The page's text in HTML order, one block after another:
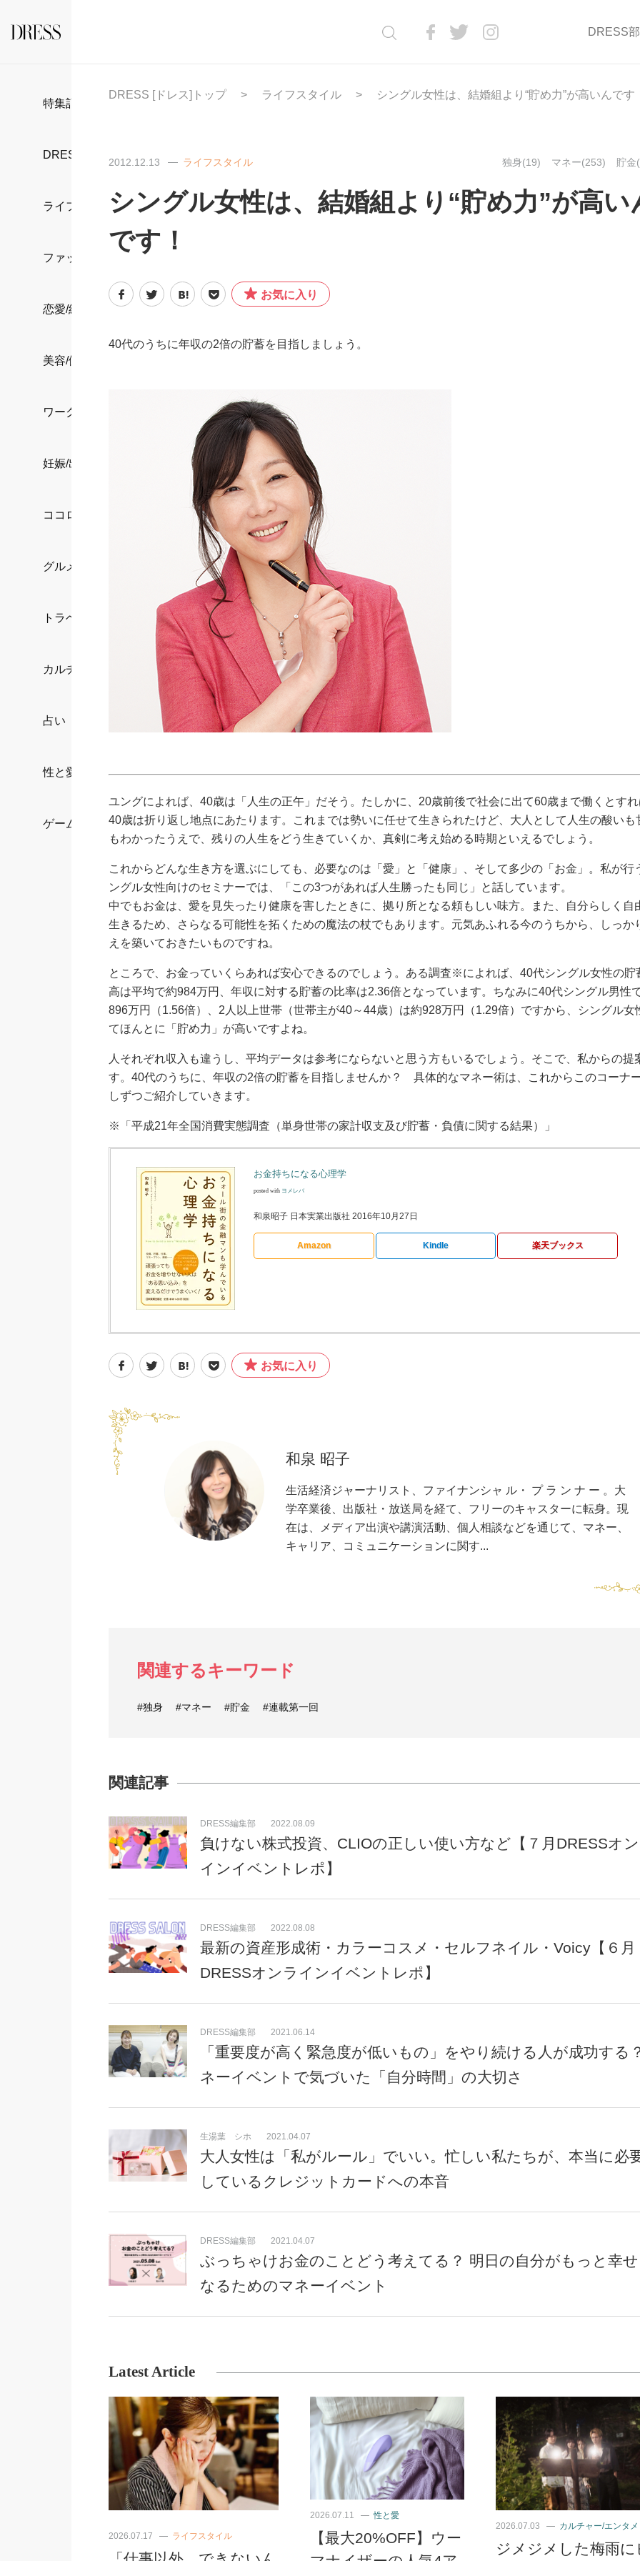
DRESS
特集記事
DRESS部活
ライフスタイル
ファッション
恋愛/結婚/離婚
美容/健康
ワークスタイル
妊娠/出産/家族
ココロ/カラダ
グルメ
トラベル
カルチャー/エンタメ
占い
性と愛
ゲーム
DRESS [ドレス]トップ ライフスタイル シングル女性は、結婚組より“貯め力”が高いんです
2012.12.13 ライフスタイル 独身(19) マネー(253) 貯金
シングル女性は、結婚組より“貯め力”が高い
です！
お気に入り
40代のうちに年収の2倍の貯蓄を目指しましょう。
ユングによれば、40歳は「人生の正午」だそう。たしかに、20歳前後で社会に出て60歳まで働くとす
40歳は折り返し地点にあたります。これまでは勢いに任せて生きられたけど、大人として人生の酸いも
もわかったうえで、残りの人生をどう生きていくか、真剣に考え始める時期といえるでしょう。
これからどんな生き方を選ぶにしても、必要なのは「愛」と「健康」、そして多少の「お金」。私が行
ングル女性向けのセミナーでは、「この3つがあれば人生勝ったも同じ」と話しています。
中でもお金は、愛を見失ったり健康を害したときに、拠り所となる頼もしい味方。また、自分らしく自
生きるため、さらなる可能性を拓くための魔法の杖でもあります。元気あふれる今のうちから、しっか
えを築いておきたいものですね。
ところで、お金っていくらあれば安心できるのでしょう。ある調査※によれば、40代シングル女性の貯
高は平均で約984万円、年収に対する貯蓄の比率は2.36倍となっています。ちなみに40代シングル男性
896万円（1.56倍）、2人以上世帯（世帯主が40～44歳）は約928万円（1.29倍）ですから、シングル女
てほんとに「貯め力」が高いですよね。
人それぞれ収入も違うし、平均データは参考にならないと思う方もいるでしょう。そこで、私からの提
す。40代のうちに、年収の2倍の貯蓄を目指しませんか？ 具体的なマネー術は、これからこのコーナ
しずつご紹介していきます。
※「平成21年全国消費実態調査（単身世帯の家計収支及び貯蓄・負債に関する結果）」
お金持ちになる心理学
posted with ヨメレバ
和泉昭子 日本実業出版社 2016年10月27日
Amazon Kindle 楽天ブックス
お気に入り
和泉 昭子
生活経済ジャーナリスト、ファイナンシャ ル・ プ ラ ン ナ ー 。大
学卒業後、出版社・放送局を経て、フリーのキャスターに転身。現
在は、メディア出演や講演活動、個人相談などを通じて、マネー、
キャリア、コミュニケーションに関す...
関連するキーワード
#独身 #マネー #貯金 #連載第一回
関連記事
負けない株式投資、CLIOの正しい使い方など【７月DRESSオ
インイベントレポ】
DRESS編集部 2022.08.09
最新の資産形成術・カラーコスメ・セルフネイル・Voicy【６月
DRESSオンラインイベントレポ】
DRESS編集部 2022.08.08
「重要度が高く緊急度が低いもの」をやり続ける人が成功する
ネーイベントで気づいた「自分時間」の大切さ
DRESS編集部 2021.06.14
大人女性は「私がルール」でいい。忙しい私たちが、本当に必
しているクレジットカードへの本音
生湯葉 シホ 2021.04.07
ぶっちゃけお金のことどう考えてる？ 明日の自分がもっと幸
なるためのマネーイベント
DRESS編集部 2021.04.07
Latest Article
2026.07.17 ライフスタイル
2026.07.11 性と愛
【最大20%OFF】ウー
2026.07.03 カルチャー/エンタメ
ジメジメした梅雨に